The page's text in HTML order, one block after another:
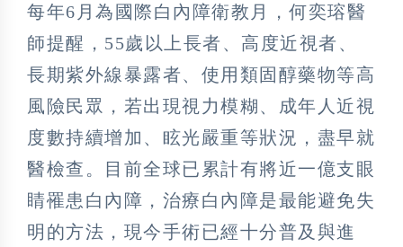
每年6月為國際白內障衛教月，何奕瑢醫
師提醒，55歲以上長者、高度近視者、
長期紫外線暴露者、使用類固醇藥物等高
風險民眾，若出現視力模糊、成年人近視
度數持續增加、眩光嚴重等狀況，盡早就
醫檢查。目前全球已累計有將近一億支眼
睛罹患白內障，治療白內障是最能避免失
明的方法，現今手術已經十分普及與進